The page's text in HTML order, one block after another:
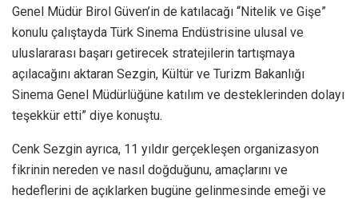
Genel Müdür Birol Güven’in de katılacağı “Nitelik ve Gişe”
konulu çalıştayda Türk Sinema Endüstrisine ulusal ve
uluslararası başarı getirecek stratejilerin tartışmaya
açılacağını aktaran Sezgin, Kültür ve Turizm Bakanlığı
Sinema Genel Müdürlüğüne katılım ve desteklerinden dolayı
teşekkür etti” diye konuştu.
Cenk Sezgin ayrıca, 11 yıldır gerçekleşen organizasyon
fikrinin nereden ve nasıl doğduğunu, amaçlarını ve
hedeflerini de açıklarken bugüne gelinmesinde emeği ve